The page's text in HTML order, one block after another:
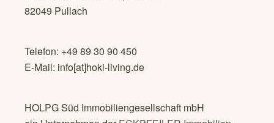
82049 Pullach
Telefon: +49 89 30 90 450
E-Mail: info[at]hoki-living.de
HOLPG Süd Immobiliengesellschaft mbH